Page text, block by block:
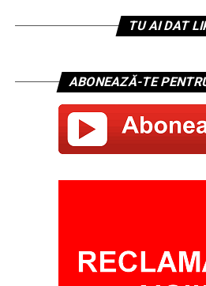
TU AI DAT
ABONEAZĂ-TE